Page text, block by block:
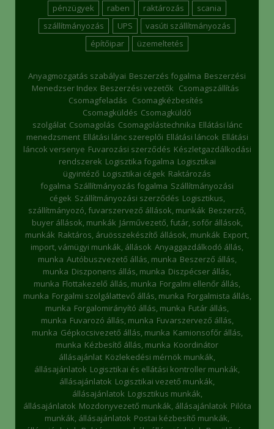
pénzügyek
raben raktározás
scania
szállítmányozás
UPS
vasúti szállítmányozás
építőipar
üzemeltetés
Anyagmozgatás szabályai Beszerzés fogalma Beszerzési
Menedzser Index Beszerzési vezetők Csomagszállítás
Csomagfeladás Csomagkézbesítés
Csomagküldés Csomagküldő
szolgálat Csomagolás Csomagolástechnika Ellátási lánc
menedzsment Ellátási lánc szereplői Ellátási láncok Ellátási
láncok versenye Fuvarozási szerződés Készletgazdálkodási
rendszerek Logisztika fogalma Logisztikai
ügyintéző Logisztikai cégek Raktározás
fogalma Szállítmányozás fogalma Szállítmányozási
cégek Szállítmányozási szerződés Logisztikus,
szállítmányozó, fuvarszervező állások, munkák Beszerző,
buyer állások, munkák Járművezető, futár, sofőr állások,
munkák Raktáros, áruösszekészítő állások, munkák Export,
import, vámügyi munkák, állások Anyaggazdálkodó állás,
munka Autóbuszvezető állás, munka Beszerző állás,
munka Diszponens állás, munka Diszpécser állás,
munka Flottakezelő állás, munka Forgalmi ellenőr állás,
munka Forgalmi szolgálattevő állás, munka Forgalmista állás,
munka Forgalomirányító állás, munka Futár állás,
munka Fuvarozó állás, munka Fuvarszervező állás,
munka Gépkocsivezető állás, munka Kamionsofőr állás,
munka Kézbesítő állás, munka Koordinátor
állásajánlat Közlekedési mérnök munkák,
állásajánlatok Logisztikai és ellátási kontroller munkák,
állásajánlatok Logisztikai vezető munkák,
állásajánlatok Logisztikus munkák,
állásajánlatok Mozdonyvezető munkák, állásajánlatok Pilóta
munkák, állásajánlatok Postai kézbesítő munkák,